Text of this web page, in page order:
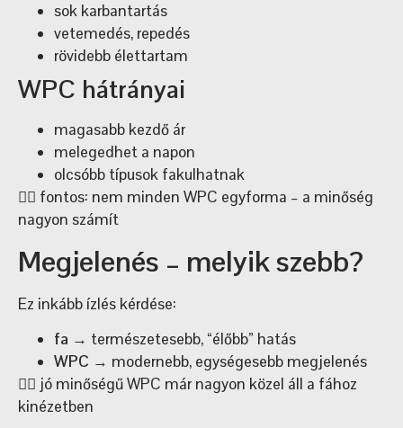
sok karbantartás
vetemedés, repedés
rövidebb élettartam
WPC hátrányai
magasabb kezdő ár
melegedhet a napon
olcsóbb típusok fakulhatnak
👉🏼 fontos: nem minden WPC egyforma – a minőség
nagyon számít
Megjelenés – melyik szebb?
Ez inkább ízlés kérdése:
fa → természetesebb, “élőbb” hatás
WPC → modernebb, egységesebb megjelenés
👉🏼 jó minőségű WPC már nagyon közel áll a fához
kinézetben